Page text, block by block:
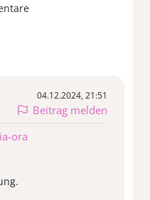
04.12.2024, 21:51
Beitrag melden
ora